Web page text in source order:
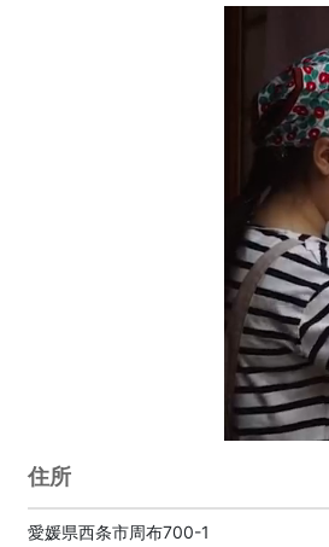
住所
愛媛県西条市周布700-1